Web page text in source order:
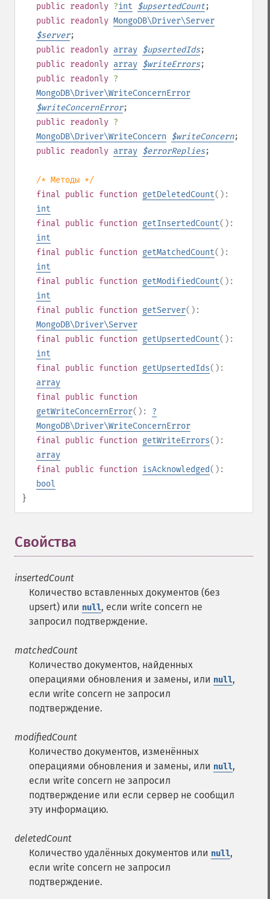
public readonly ?int $upsertedCount;
public readonly MongoDB\Driver\Server
$server;
public readonly array $upsertedIds;
public readonly array $writeErrors;
public readonly ?
MongoDB\Driver\WriteConcernError
$writeConcernError;
public readonly ?
MongoDB\Driver\WriteConcern $writeConcern;
public readonly array $errorReplies;
/* Методы */
final public function getDeletedCount():
int
final public function getInsertedCount():
int
final public function getMatchedCount():
int
final public function getModifiedCount():
int
final public function getServer():
MongoDB\Driver\Server
final public function getUpsertedCount():
int
final public function getUpsertedIds():
array
final public function
getWriteConcernError(): ?
MongoDB\Driver\WriteConcernError
final public function getWriteErrors():
array
final public function isAcknowledged():
bool
}
Свойства
insertedCount
Количество вставленных документов (без
upsert) или null, если write concern не
запросил подтверждение.
matchedCount
Количество документов, найденных
операциями обновления и замены, или null,
если write concern не запросил
подтверждение.
modifiedCount
Количество документов, изменённых
операциями обновления и замены, или null,
если write concern не запросил
подтверждение или если сервер не сообщил
эту информацию.
deletedCount
Количество удалённых документов или null,
если write concern не запросил
подтверждение.